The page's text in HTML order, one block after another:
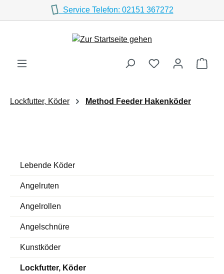
Zum Hauptinhalt springenService Telefon: 02151 367272
Lockfutter, Köder Method Feeder Hakenköder
Lebende Köder
Angelruten
Angelrollen
Angelschnüre
Kunstköder
Lockfutter, Köder